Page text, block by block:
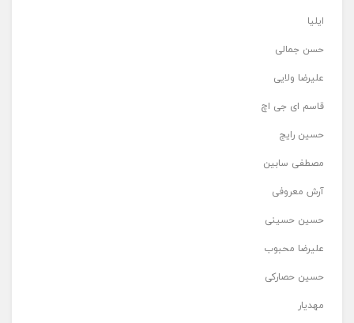
ایلیا
حسن جمالی
علیرضا ولایی
قاسم ای جی اچ
حسین رایج
مصطفی سابین
آرش معروفی
حسین حسینی
علیرضا محبوب
حسین حصارکی
مهدیار